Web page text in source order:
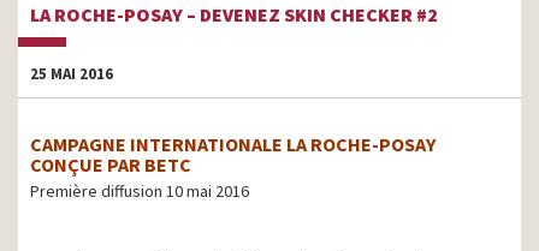
LA ROCHE-POSAY – DEVENEZ SKIN CHECKER #2
25 MAI 2016
CAMPAGNE INTERNATIONALE LA ROCHE-POSAY
CONÇUE PAR BETC
Première diffusion 10 mai 2016